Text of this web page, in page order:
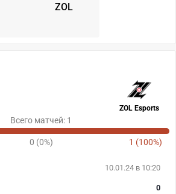
ZOL
ZOL Esports
Всего матчей: 1
0 (0%) 1 (100%)
10.01.24 в 10:20
0